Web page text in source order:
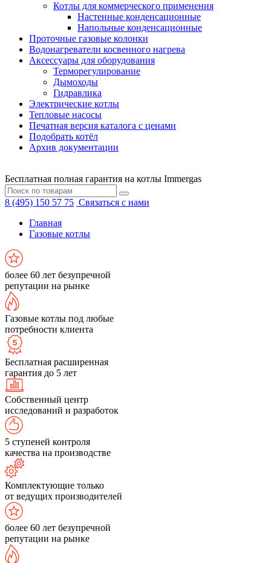
Котлы для коммерческого применения
Настенные конденсационные
Напольные конденсационные
Проточные газовые колонки
Водонагреватели косвенного нагрева
Аксессуары для оборудования
Терморегулирование
Дымоходы
Гидравлика
Электрические котлы
Тепловые насосы
Печатная версия каталога с ценами
Подобрать котёл
Архив документации
Бесплатная полная гарантия на котлы Immergas
8 (495) 150 57 75 Связаться с нами
Главная
Газовые котлы
более 60 лет безупречной
репутации на рынке
Газовые котлы под любые
потребности клиента
Бесплатная расширенная
гарантия до 5 лет
Собственный центр
исследований и разработок
5 ступеней контроля
качества на производстве
Комплектующие только
от ведущих производителей
более 60 лет безупречной
репутации на рынке